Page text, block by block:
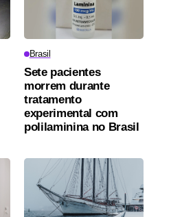
Brasil
Sete pacientes
morrem durante
tratamento
experimental com
polilaminina no Brasil